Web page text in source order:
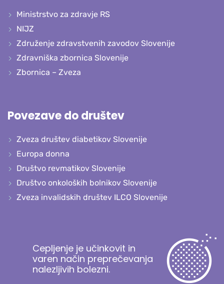
Ministrstvo za zdravje RS
NIJZ
Združenje zdravstvenih zavodov Slovenije
Zdravniška zbornica Slovenije
Zbornica – Zveza
Povezave do društev
Zveza društev diabetikov Slovenije
Europa donna
Društvo revmatikov Slovenije
Društvo onkoloških bolnikov Slovenije
Zveza invalidskih društev ILCO Slovenije
Cepljenje je učinkovit in
varen način preprečevanja
nalezljivih bolezni.